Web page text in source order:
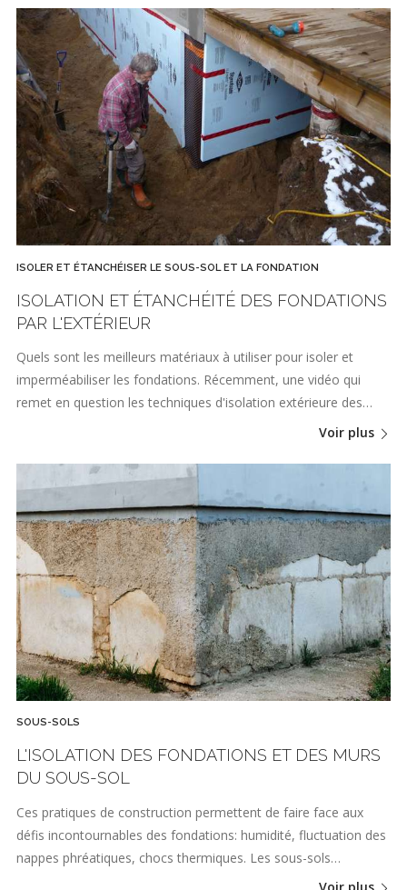
ISOLER ET ÉTANCHÉISER LE SOUS-SOL ET LA FONDATION
ISOLATION ET ÉTANCHÉITÉ DES FONDATIONS
PAR L'EXTÉRIEUR
Quels sont les meilleurs matériaux à utiliser pour isoler et
imperméabiliser les fondations. Récemment, une vidéo qui
remet en question les techniques d'isolation extérieure des…
Voir plus
SOUS-SOLS
L'ISOLATION DES FONDATIONS ET DES MURS
DU SOUS-SOL
Ces pratiques de construction permettent de faire face aux
défis incontournables des fondations: humidité, fluctuation des
nappes phréatiques, chocs thermiques. Les sous-sols…